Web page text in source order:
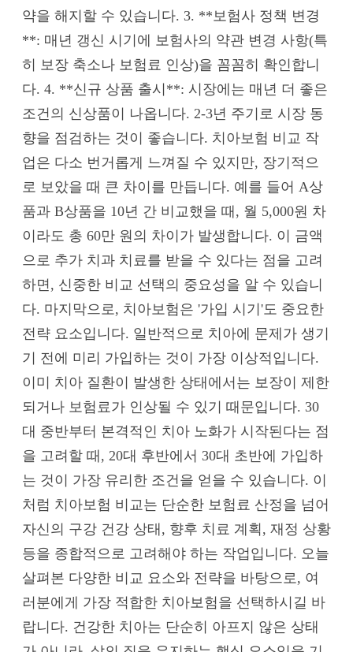
약을 해지할 수 있습니다. 3. **보험사 정책 변경
**: 매년 갱신 시기에 보험사의 약관 변경 사항(특
히 보장 축소나 보험료 인상)을 꼼꼼히 확인합니
다. 4. **신규 상품 출시**: 시장에는 매년 더 좋은
조건의 신상품이 나옵니다. 2-3년 주기로 시장 동
향을 점검하는 것이 좋습니다. 치아보험 비교 작
업은 다소 번거롭게 느껴질 수 있지만, 장기적으
로 보았을 때 큰 차이를 만듭니다. 예를 들어 A상
품과 B상품을 10년 간 비교했을 때, 월 5,000원 차
이라도 총 60만 원의 차이가 발생합니다. 이 금액
으로 추가 치과 치료를 받을 수 있다는 점을 고려
하면, 신중한 비교 선택의 중요성을 알 수 있습니
다. 마지막으로, 치아보험은 '가입 시기'도 중요한
전략 요소입니다. 일반적으로 치아에 문제가 생기
기 전에 미리 가입하는 것이 가장 이상적입니다.
이미 치아 질환이 발생한 상태에서는 보장이 제한
되거나 보험료가 인상될 수 있기 때문입니다. 30
대 중반부터 본격적인 치아 노화가 시작된다는 점
을 고려할 때, 20대 후반에서 30대 초반에 가입하
는 것이 가장 유리한 조건을 얻을 수 있습니다. 이
처럼 치아보험 비교는 단순한 보험료 산정을 넘어
자신의 구강 건강 상태, 향후 치료 계획, 재정 상황
등을 종합적으로 고려해야 하는 작업입니다. 오늘
살펴본 다양한 비교 요소와 전략을 바탕으로, 여
러분에게 가장 적합한 치아보험을 선택하시길 바
랍니다. 건강한 치아는 단순히 아프지 않은 상태